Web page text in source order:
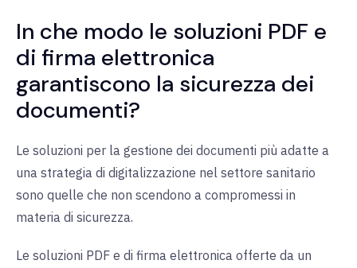
In che modo le soluzioni PDF e
di firma elettronica
garantiscono la sicurezza dei
documenti?
Le soluzioni per la gestione dei documenti più adatte a
una strategia di digitalizzazione nel settore sanitario
sono quelle che non scendono a compromessi in
materia di sicurezza.
Le soluzioni PDF e di firma elettronica offerte da un